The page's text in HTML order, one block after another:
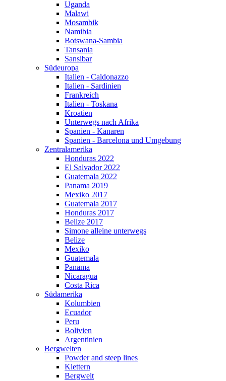
Uganda
Malawi
Mosambik
Namibia
Botswana-Sambia
Tansania
Sansibar
Südeuropa
Italien - Caldonazzo
Italien - Sardinien
Frankreich
Italien - Toskana
Kroatien
Unterwegs nach Afrika
Spanien - Kanaren
Spanien - Barcelona und Umgebung
Zentralamerika
Honduras 2022
El Salvador 2022
Guatemala 2022
Panama 2019
Mexiko 2017
Guatemala 2017
Honduras 2017
Belize 2017
Simone alleine unterwegs
Belize
Mexiko
Guatemala
Panama
Nicaragua
Costa Rica
Südamerika
Kolumbien
Ecuador
Peru
Bolivien
Argentinien
Bergwelten
Powder and steep lines
Klettern
Bergwelt